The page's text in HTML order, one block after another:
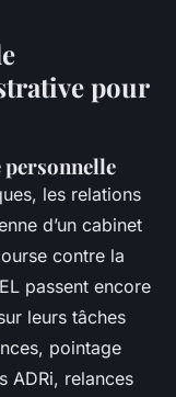
pour
personnelle
les relations
d’un cabinet
contre la
passent encore
leurs tâches
pointage
ADRi, relances